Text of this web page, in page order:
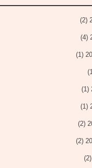
(2)
(4)
(1)
(1)
(1)
(2)
(2)
(2)